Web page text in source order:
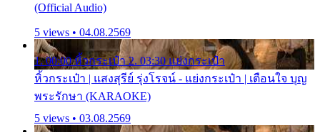
(Official Audio)
5 views • 04.08.2569
1. 00:00 หิ้วกระเป๋า 2. 03:30 แย่งกระเป๋า
หิ้วกระเป๋า | แสงสุรีย์ รุ่งโรจน์ - แย่งกระเป๋า | เตือนใจ บุญ
พระรักษา (KARAOKE)
5 views • 03.08.2569